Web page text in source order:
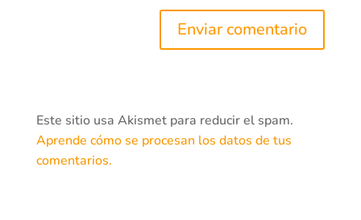
Este sitio usa Akismet para reducir el spam.
Aprende cómo se procesan los datos de tus
comentarios.